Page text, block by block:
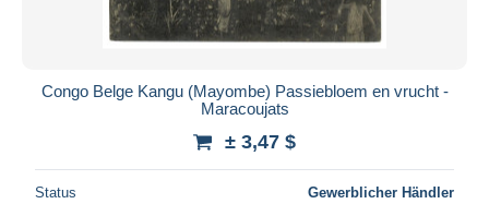
Congo Belge Kangu (Mayombe) Passiebloem en vrucht -
Maracoujats
± 3,47 $
Status Gewerblicher Händler